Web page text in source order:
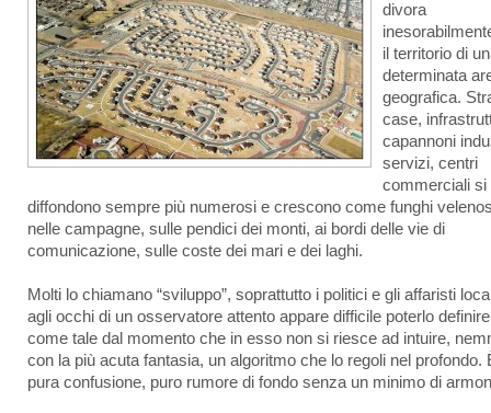
divora
il territorio di
determinata
geografica.
case,
capannoni
servizi, centri
commerciali si
diffondono sempre più numerosi e crescono come funghi
nelle campagne, sulle pendici dei monti, ai bordi delle vie di
comunicazione, sulle coste dei mari e dei laghi.
Molti lo chiamano “sviluppo”, soprattutto i politici e gli affaristi
agli occhi di un osservatore attento appare difficile poterlo definire
come tale dal momento che in esso non si riesce ad intuire,
con la più acuta fantasia, un algoritmo che lo regoli nel profondo.
pura confusione, puro rumore di fondo senza un minimo di